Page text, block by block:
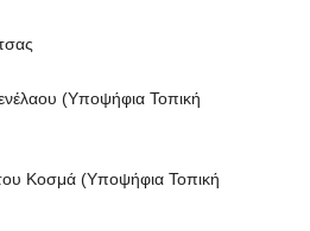
(Υποψήφια Τοπική
Κοσμά (Υποψήφια Τοπική